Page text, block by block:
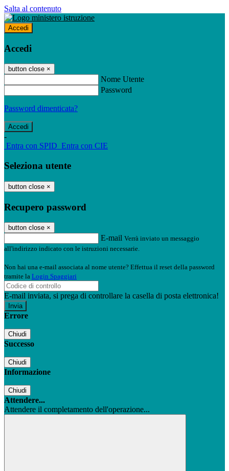
Salta al contenuto
Accedi
Accedi
button close ×
Nome Utente
Password
Password dimenticata?
-
Entra con SPID Entra con CIE
Seleziona utente
button close ×
Recupero password
button close ×
E-mail Verrà inviato un messaggio
all'indirizzo indicato con le istruzioni necessarie.
Non hai una e-mail associata al nome utente? Effettua il reset della password
tramite la Login Spaggiari
E-mail inviata, si prega di controllare la casella di posta elettronica!
Errore
Chiudi
Successo
Chiudi
Informazione
Chiudi
Attendere...
Attendere il completamento dell'operazione...